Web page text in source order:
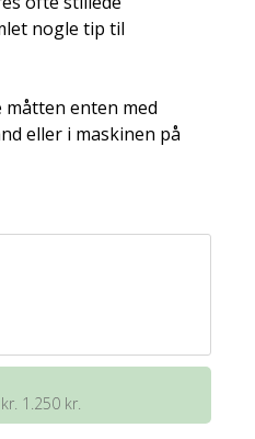
nogle tip til
måtten enten med
eller i maskinen på
1.250 kr.